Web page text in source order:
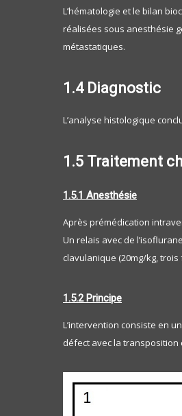
L’hématologie et le bilan
réalisées sous anesthésie
métastatiques.
1.4 Diagnostic
L’analyse histologique
1.5 Traitement
1.5.1 Anesthésie
Après prémédication
Un relais avec de
clavulanique (20mg/kg,
1.5.2 Principe
L’intervention consiste en
défect avec la transposition